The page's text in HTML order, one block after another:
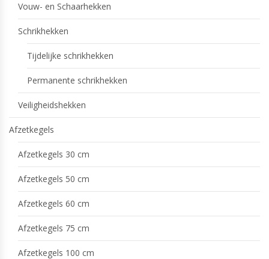
Vouw- en Schaarhekken
Schrikhekken
Tijdelijke schrikhekken
Permanente schrikhekken
Veiligheidshekken
Afzetkegels
Afzetkegels 30 cm
Afzetkegels 50 cm
Afzetkegels 60 cm
Afzetkegels 75 cm
Afzetkegels 100 cm